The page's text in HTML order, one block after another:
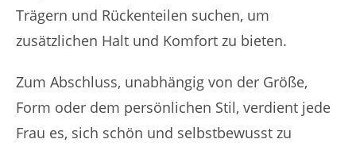
Trägern und Rückenteilen suchen, um
zusätzlichen Halt und Komfort zu bieten.
Zum Abschluss, unabhängig von der Größe,
Form oder dem persönlichen Stil, verdient jede
Frau es, sich schön und selbstbewusst zu